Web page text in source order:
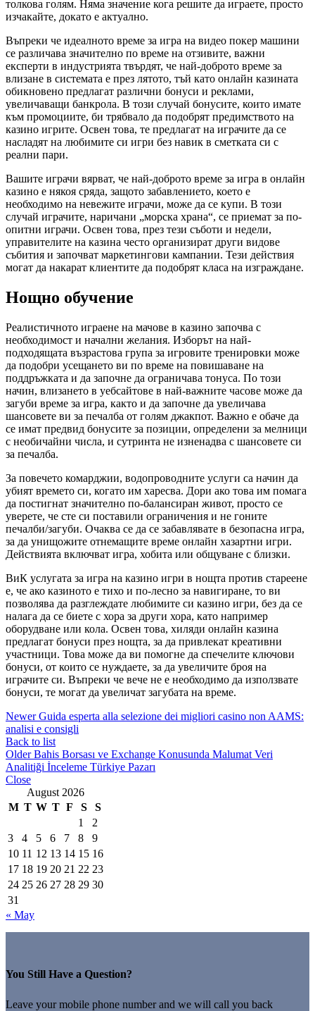
толкова голям. Няма значение кога решите да играете, просто
изчакайте, докато е актуално.
Въпреки че идеалното време за игра на видео покер машини
се различава значително по време на отзивите, важни
експерти в индустрията твърдят, че най-доброто време за
влизане в системата е през лятото, тъй като онлайн казината
обикновено предлагат различни бонуси и реклами,
увеличаващи банкрола. В този случай бонусите, които имате
към промоциите, би трябвало да подобрят предимството на
казино игрите. Освен това, те предлагат на играчите да се
насладят на любимите си игри без навик в сметката си с
реални пари.
Вашите играчи вярват, че най-доброто време за игра в онлайн
казино е някоя сряда, защото забавлението, което е
необходимо на невежите играчи, може да се купи. В този
случай играчите, наричани „морска храна“, се приемат за по-
опитни играчи. Освен това, през тези съботи и недели,
управителите на казина често организират други видове
събития и започват маркетингови кампании. Тези действия
могат да накарат клиентите да подобрят класа на изграждане.
Нощно обучение
Реалистичното играене на мачове в казино започва с
необходимост и начални желания. Изборът на най-
подходящата възрастова група за игровите тренировки може
да подобри усещането ви по време на повишаване на
поддръжката и да започне да ограничава тонуса. По този
начин, влизането в уебсайтове в най-важните часове може да
загуби време за игра, както и да започне да увеличава
шансовете ви за печалба от голям джакпот. Важно е обаче да
се имат предвид бонусите за позиции, определени за мелници
с необичайни числа, и сутринта не изненадва с шансовете си
за печалба.
За повечето комарджии, водопроводните услуги са начин да
убият времето си, когато им харесва. Дори ако това им помага
да постигнат значително по-балансиран живот, просто се
уверете, че сте си поставили ограничения и не гоните
печалби/загуби. Очаква се да се забавлявате в безопасна игра,
за да унищожите отнемащите време онлайн хазартни игри.
Действията включват игра, хобита или общуване с близки.
ВиК услугата за игра на казино игри в нощта против стареене
е, че ако казиното е тихо и по-лесно за навигиране, то ви
позволява да разглеждате любимите си казино игри, без да се
налага да се биете с хора за други хора, като например
оборудване или кола. Освен това, хиляди онлайн казина
предлагат бонуси през нощта, за да привлекат креативни
участници. Това може да ви помогне да спечелите ключови
бонуси, от които се нуждаете, за да увеличите броя на
играчите си. Въпреки че вече не е необходимо да използвате
бонуси, те могат да увеличат загубата на време.
Newer Guida esperta alla selezione dei migliori casino non AAMS:
analisi e consigli
Back to list
Older Bahis Borsası ve Exchange Konusunda Malumat Veri
Analitiği İnceleme Türkiye Pazarı
Close
August 2026
M T W T F S
S
1
2
3
4 5 6 7 8
9
10 11 12 13 14 15 16
17 18 19 20 21 22 23
24 25 26 27 28 29 30
31
« May
You Still Have a Question?
Leave your mobile phone number and we will call you back